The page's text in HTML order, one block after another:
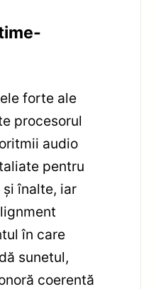
forte ale
procesorul
audio
pentru
înalte, iar
în care
sunetul,
coerentă